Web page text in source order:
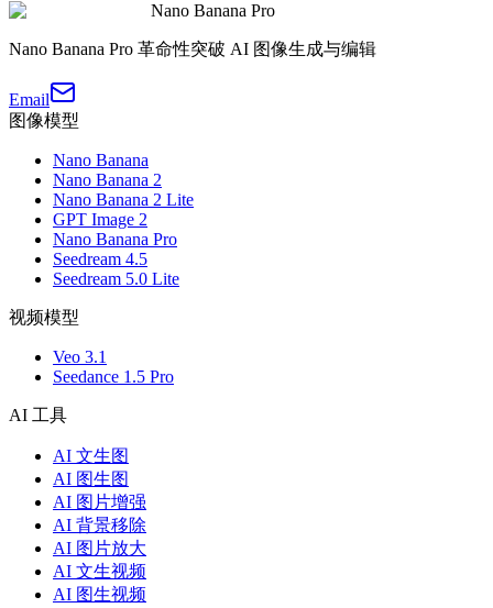
Nano Banana Pro
Nano Banana Pro 革命性突破 AI 图像生成与编辑
Email
图像模型
Nano Banana
Nano Banana 2
Nano Banana 2 Lite
GPT Image 2
Nano Banana Pro
Seedream 4.5
Seedream 5.0 Lite
视频模型
Veo 3.1
Seedance 1.5 Pro
AI 工具
AI 文生图
AI 图生图
AI 图片增强
AI 背景移除
AI 图片放大
AI 文生视频
AI 图生视频